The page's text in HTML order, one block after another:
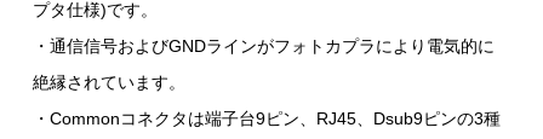
プタ仕様)です。
・通信信号およびGNDラインがフォトカプラにより電気的に
絶縁されています。
・Commonコネクタは端子台9ピン、RJ45、Dsub9ピンの3種